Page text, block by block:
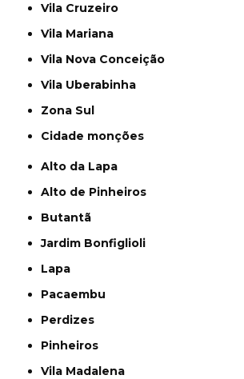
Vila Cruzeiro
Vila Mariana
Vila Nova Conceição
Vila Uberabinha
Zona Sul
cidade monções
Alto da Lapa
Alto de Pinheiros
Butantã
Jardim Bonfiglioli
Lapa
Pacaembu
Perdizes
Pinheiros
Vila Madalena